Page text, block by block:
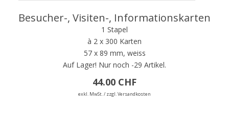
Besucher-, Visiten-, Informationskarten
1 Stapel
à 2 x 300 Karten
57 x 89 mm, weiss
Auf Lager! Nur noch -29 Artikel.
44.00 CHF
exkl. MwSt. / zzgl. Versandkosten